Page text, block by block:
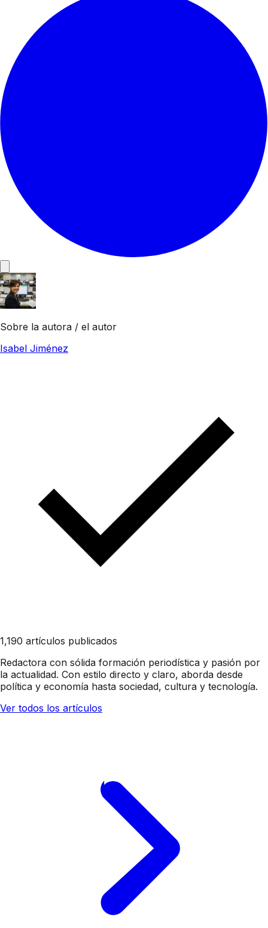
Sobre la autora / el autor
Isabel Jiménez
1,190 artículos publicados
Redactora con sólida formación periodística y pasión por
la actualidad. Con estilo directo y claro, aborda desde
política y economía hasta sociedad, cultura y tecnología.
Ver todos los artículos